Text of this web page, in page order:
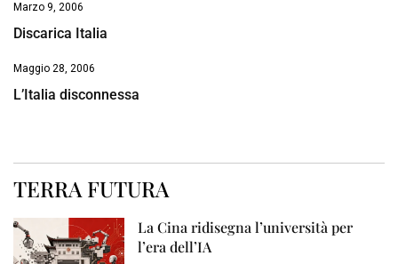
Marzo 9, 2006
Discarica Italia
Maggio 28, 2006
L’Italia disconnessa
TERRA FUTURA
La Cina ridisegna l’università per
l’era dell’IA